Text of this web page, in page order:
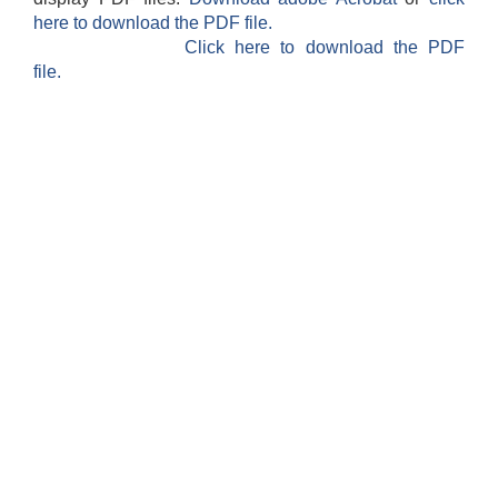
here to download the PDF file.
Click here to download the PDF
file.